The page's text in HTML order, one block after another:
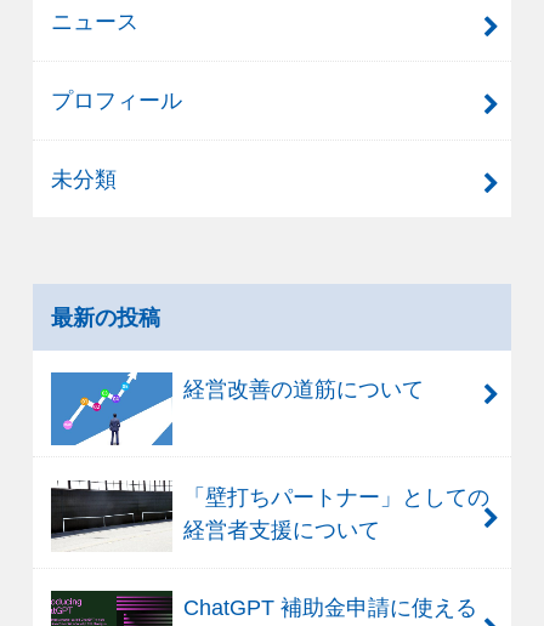
ニュース
プロフィール
未分類
最新の投稿
経営改善の道筋について
「壁打ちパートナー」としての
経営者支援について
ChatGPT 補助金申請に使える